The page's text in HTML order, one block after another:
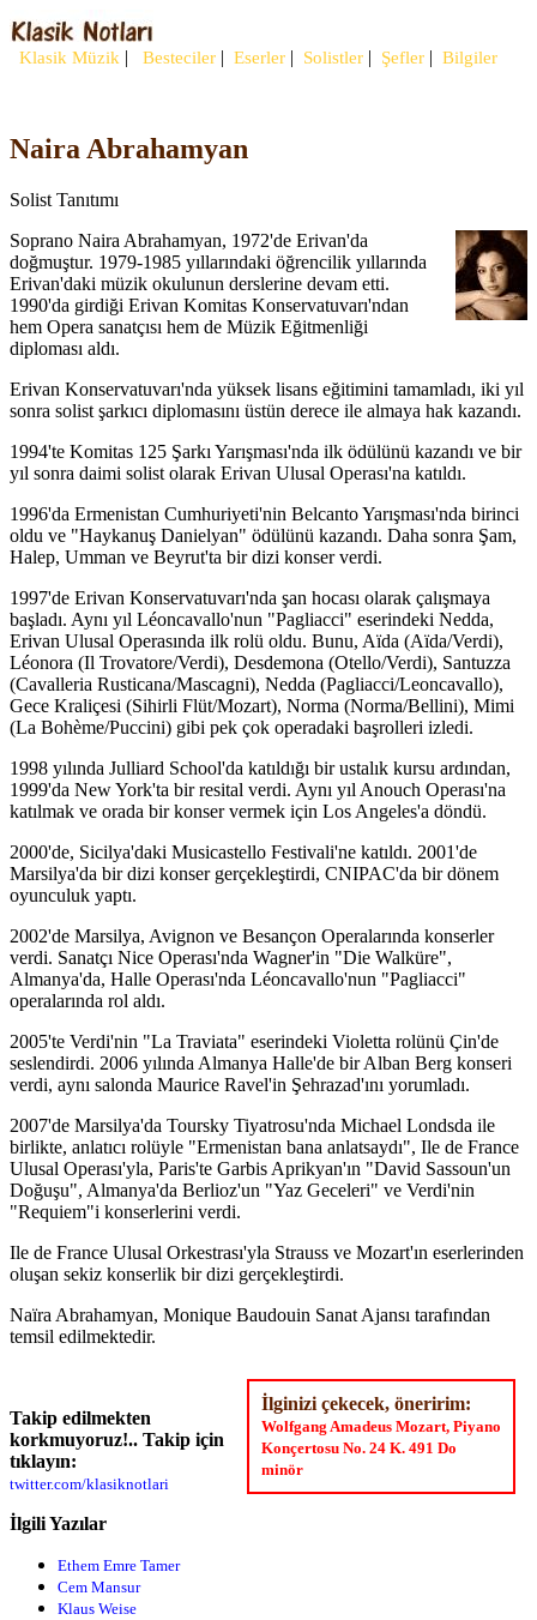
Klasik Müzik | Besteciler | Eserler | Solistler | Şefler | Bilgiler
Naira Abrahamyan
Solist Tanıtımı
Soprano Naira Abrahamyan, 1972'de Erivan'da
doğmuştur. 1979-1985 yıllarındaki öğrencilik yıllarında
Erivan'daki müzik okulunun derslerine devam etti.
1990'da girdiği Erivan Komitas Konservatuvarı'ndan
hem Opera sanatçısı hem de Müzik Eğitmenliği
diploması aldı.
Erivan Konservatuvarı'nda yüksek lisans eğitimini tamamladı, iki yıl
sonra solist şarkıcı diplomasını üstün derece ile almaya hak kazandı.
1994'te Komitas 125 Şarkı Yarışması'nda ilk ödülünü kazandı ve bir
yıl sonra daimi solist olarak Erivan Ulusal Operası'na katıldı.
1996'da Ermenistan Cumhuriyeti'nin Belcanto Yarışması'nda birinci
oldu ve "Haykanuş Danielyan" ödülünü kazandı. Daha sonra Şam,
Halep, Umman ve Beyrut'ta bir dizi konser verdi.
1997'de Erivan Konservatuvarı'nda şan hocası olarak çalışmaya
başladı. Aynı yıl Léoncavallo'nun "Pagliacci" eserindeki Nedda,
Erivan Ulusal Operasında ilk rolü oldu. Bunu, Aïda (Aïda/Verdi),
Léonora (Il Trovatore/Verdi), Desdemona (Otello/Verdi), Santuzza
(Cavalleria Rusticana/Mascagni), Nedda (Pagliacci/Leoncavallo),
Gece Kraliçesi (Sihirli Flüt/Mozart), Norma (Norma/Bellini), Mimi
(La Bohème/Puccini) gibi pek çok operadaki başrolleri izledi.
1998 yılında Julliard School'da katıldığı bir ustalık kursu ardından,
1999'da New York'ta bir resital verdi. Aynı yıl Anouch Operası'na
katılmak ve orada bir konser vermek için Los Angeles'a döndü.
2000'de, Sicilya'daki Musicastello Festivali'ne katıldı. 2001'de
Marsilya'da bir dizi konser gerçekleştirdi, CNIPAC'da bir dönem
oyunculuk yaptı.
2002'de Marsilya, Avignon ve Besançon Operalarında konserler
verdi. Sanatçı Nice Operası'nda Wagner'in "Die Walküre",
Almanya'da, Halle Operası'nda Léoncavallo'nun "Pagliacci"
operalarında rol aldı.
2005'te Verdi'nin "La Traviata" eserindeki Violetta rolünü Çin'de
seslendirdi. 2006 yılında Almanya Halle'de bir Alban Berg konseri
verdi, aynı salonda Maurice Ravel'in Şehrazad'ını yorumladı.
2007'de Marsilya'da Toursky Tiyatrosu'nda Michael Londsda ile
birlikte, anlatıcı rolüyle "Ermenistan bana anlatsaydı", Ile de France
Ulusal Operası'yla, Paris'te Garbis Aprikyan'ın "David Sassoun'un
Doğuşu", Almanya'da Berlioz'un "Yaz Geceleri" ve Verdi'nin
"Requiem"i konserlerini verdi.
Ile de France Ulusal Orkestrası'yla Strauss ve Mozart'ın eserlerinden
oluşan sekiz konserlik bir dizi gerçekleştirdi.
Naïra Abrahamyan, Monique Baudouin Sanat Ajansı tarafından
temsil edilmektedir.
İlginizi çekecek, öneririm:
Wolfgang Amadeus Mozart, Piyano
Konçertosu No. 24 K. 491 Do
minör
Takip edilmekten
korkmuyoruz!.. Takip için
tıklayın:
twitter.com/klasiknotlari
İlgili Yazılar
Ethem Emre Tamer
Cem Mansur
Klaus Weise